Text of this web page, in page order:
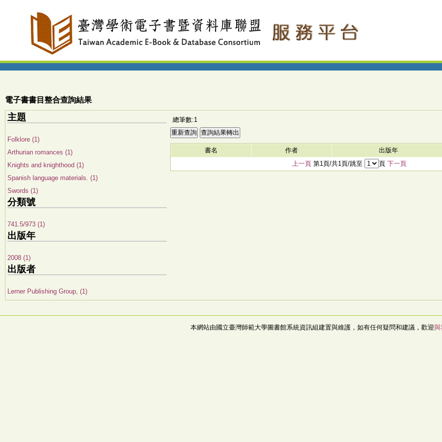
電子書書目整合查詢結果
主題
Folklore (1)
Arthurian romances (1)
Knights and knighthood (1)
Spanish language materials. (1)
Swords (1)
分類號
741.5/973 (1)
出版年
2008 (1)
出版者
Lerner Publishing Group, (1)
總筆數:1
書名 作者 出版年
上一頁第1頁/共1頁/跳至 頁 下一頁
本網站由國立臺灣師範大學圖書館系統資訊組建置與維護，如有任何疑問和建議，歡迎與